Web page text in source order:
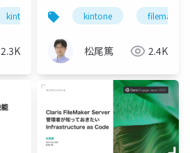
kintone
2.3K
用する方法
kintone filemaker
松尾篤 2.4K